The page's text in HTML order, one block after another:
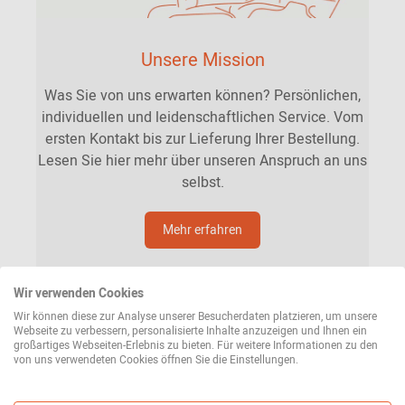
Unsere Mission
Was Sie von uns erwarten können? Persönlichen,
individuellen und leidenschaftlichen Service. Vom
ersten Kontakt bis zur Lieferung Ihrer Bestellung.
Lesen Sie hier mehr über unseren Anspruch an uns
selbst.
Mehr erfahren
Wir verwenden Cookies
Wir können diese zur Analyse unserer Besucherdaten platzieren, um unsere
Webseite zu verbessern, personalisierte Inhalte anzuzeigen und Ihnen ein
großartiges Webseiten-Erlebnis zu bieten. Für weitere Informationen zu den
von uns verwendeten Cookies öffnen Sie die Einstellungen.